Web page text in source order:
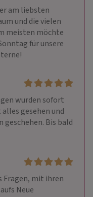
am liebsten
und die vielen
meisten möchte
für unsere
wurden sofort
gesehen und
geschehen. Bis bald
Fragen, mit ihren
Neue